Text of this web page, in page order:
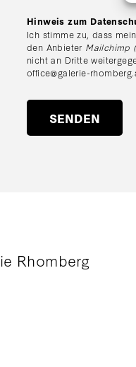
Hinweis zum
Ich stimme zu, dass
den Anbieter Mailchimp
nicht an Dritte
office@galerie-
Rhomberg